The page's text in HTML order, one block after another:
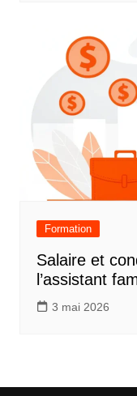
Formation
Salaire et
l’assistant
3 mai 2026